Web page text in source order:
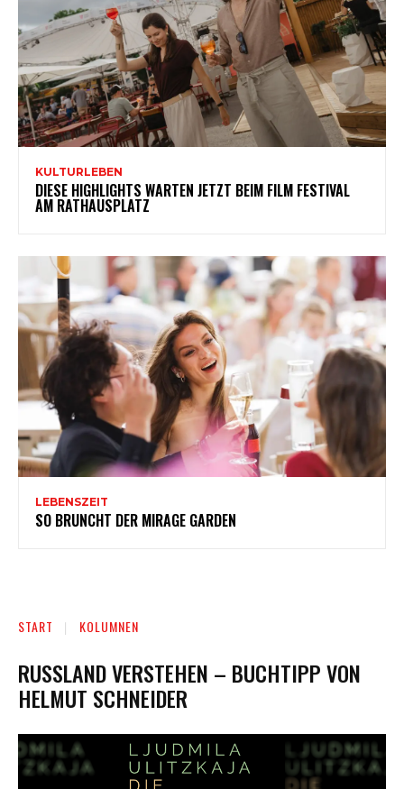
KULTURLEBEN
DIESE HIGHLIGHTS WARTEN JETZT BEIM FILM FESTIVAL
AM RATHAUSPLATZ
LEBENSZEIT
SO BRUNCHT DER MIRAGE GARDEN